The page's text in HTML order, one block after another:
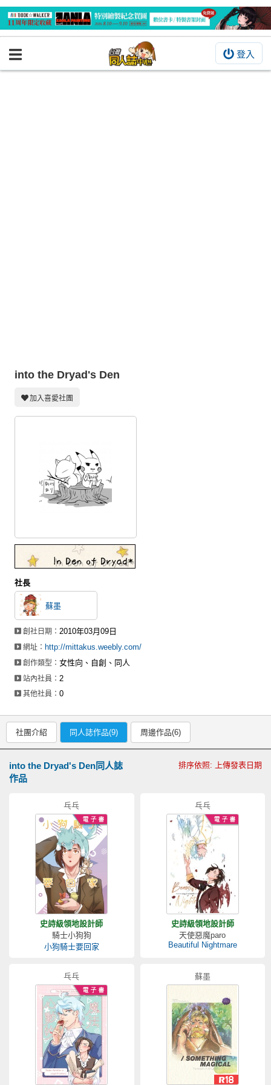
登入
BOOKY書集倉庫
交流中心
攤位轉讓區
註冊會員
登入
into the Dryad's Den
加入喜愛社團
社長
蘇墨
創社日期：2010年03月09日
網址： http://mittakus.weebly.com/
創作類型：女性向、自創、同人
站內社員：2
其他社員：0
社團介紹 同人誌作品(9) 周邊作品(6)
into the Dryad's Den同人誌
作品
排序依照: 上傳發表日期
乓乓
史詩級領地設計師
騎士小狗狗
小狗騎士要回家
乓乓
史詩級領地設計師
天使惡魔paro
Beautiful Nightmare
乓乓 蘇墨